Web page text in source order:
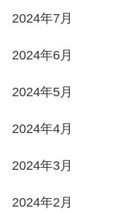
2024年7月
2024年6月
2024年5月
2024年4月
2024年3月
2024年2月